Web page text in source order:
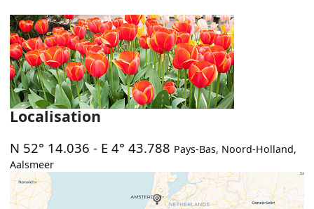
Localisation
N 52° 14.036 - E 4° 43.788 Pays-Bas, Noord-Holland,
Aalsmeer